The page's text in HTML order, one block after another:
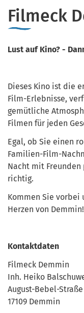
Filmeck
Lust auf Kino? -
Dieses Kino ist die
Film-Erlebnisse,
gemütliche
Filmen für jeden
Egal, ob Sie einen
Familien-Film-
Nacht mit
richtig.
Kommen Sie vorbei
Herzen von Demmin!
Kontaktdaten
Filmeck Demmin
Inh. Heiko
August-Bebel-Straße
17109 Demmin